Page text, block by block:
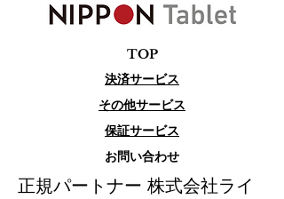
​TOP
​決済サービス​
その他サービス
保証サービス
お問い合わせ
​正規パートナー 株式会社ライ